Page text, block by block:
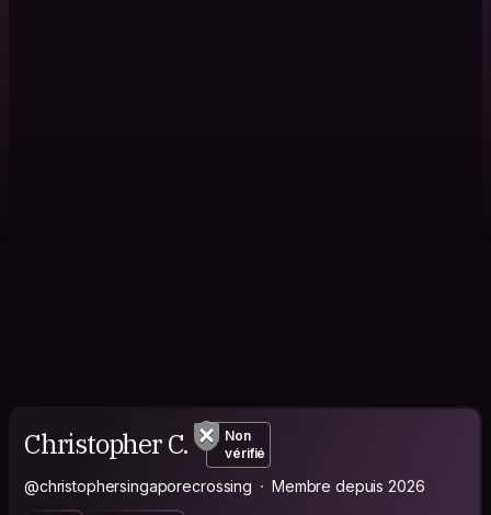
Christopher C.
Non
vérifié
@christophersingaporecrossing Membre depuis 2026